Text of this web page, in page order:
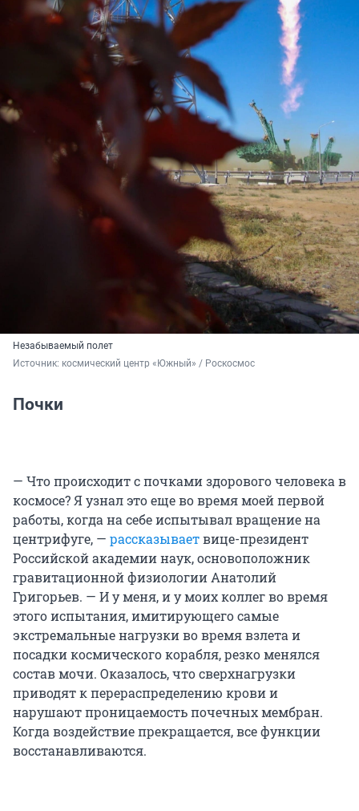
Незабываемый полет
Источник: космический центр «Южный» / Роскосмос
Почки
— Что происходит с почками здорового человека в
космосе? Я узнал это еще во время моей первой
работы, когда на себе испытывал вращение на
центрифуге, — рассказываетвице-президент
Российской академии наук, основоположник
гравитационной физиологии Анатолий
Григорьев. — И у меня, и у моих коллег во время
этого испытания, имитирующего самые
экстремальные нагрузки во время взлета и
посадки космического корабля, резко менялся
состав мочи. Оказалось, что сверхнагрузки
приводят к перераспределению крови и
нарушают проницаемость почечных мембран.
Когда воздействие прекращается, все функции
восстанавливаются.